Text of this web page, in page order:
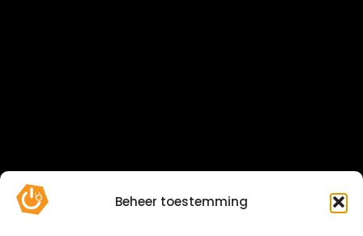
Beheer toestemming